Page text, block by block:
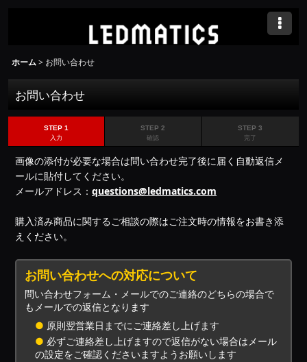
ホーム> お問い合わせ
お問い合わせ
STEP 1
入力
STEP 2
確認
STEP 3
完了
画像の添付が必要な場合は問い合わせ完了後に届く自動返信メ
ールに貼付してください。
メールアドレス： questions@ledmatics.com
購入済み商品に関するご相談の際はご注文時の情報をお書き添
えください。
お問い合わせへの対応について
問い合わせフォーム・メールでのご連絡のどちらの場合で
もメールでの返信となります
● 原則翌営業日までにご連絡差し上げます
● 必ずご連絡差し上げますので返信がない場合はメール
の設定をご確認くださいますようお願いします